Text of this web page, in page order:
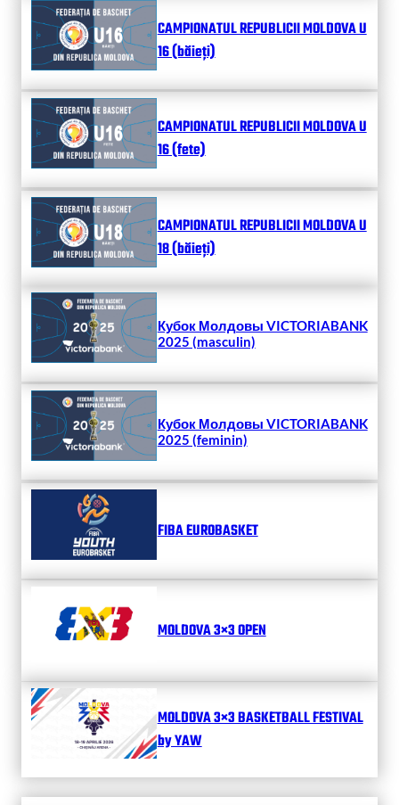
CAMPIONATUL REPUBLICII MOLDOVA U
16 (băieți)
CAMPIONATUL REPUBLICII MOLDOVA U
16 (fete)
CAMPIONATUL REPUBLICII MOLDOVA U
18 (băieți)
Кубок Молдовы VICTORIABANK
2025 (masculin)
Кубок Молдовы VICTORIABANK
2025 (feminin)
FIBA EUROBASKET
MOLDOVA 3×3 OPEN
MOLDOVA 3×3 BASKETBALL FESTIVAL
by YAW